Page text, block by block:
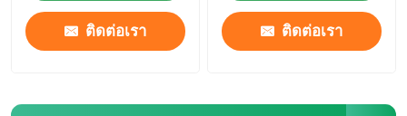
ติดต่อเรา ติดต่อเรา